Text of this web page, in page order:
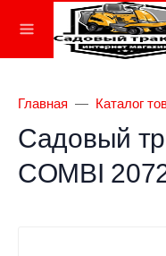
Главная Каталог
Садовый
COMBI